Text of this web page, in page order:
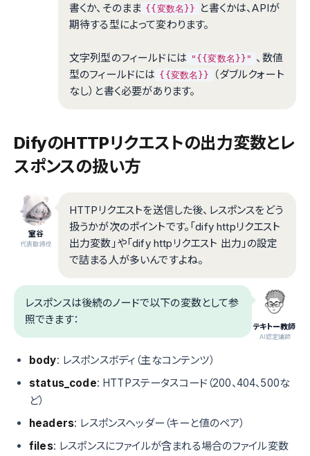
書くか、そのまま {{変数名}}
と書くかは、APIが
期待する型によって変わります。
文字列型のフィールドには "{{変数名}}" 、数値
型のフィールドには {{変数名}}
（ダブルクォート
なし）と書く必要があります。
DifyのHTTPリクエストの出力変数とレ
スポンスの扱い方
室谷
代表取締役
HTTPリクエストを送信した後、レスポンスをどう
扱うかが次のポイントです。「dify httpリクエスト
出力変数」や「dify httpリクエスト 出力」の設定
で詰まる人が多いんですよね。
テキトー教師
.AI認定講師
レスポンスは後続のノードで以下の変数として参
照できます：
body: レスポンスボディ（主なコンテンツ）
status_code: HTTPステータスコード（200、404、500な
ど）
headers: レスポンスヘッダー（キーと値のペア）
files: レスポンスにファイルが含まれる場合のファイル変数